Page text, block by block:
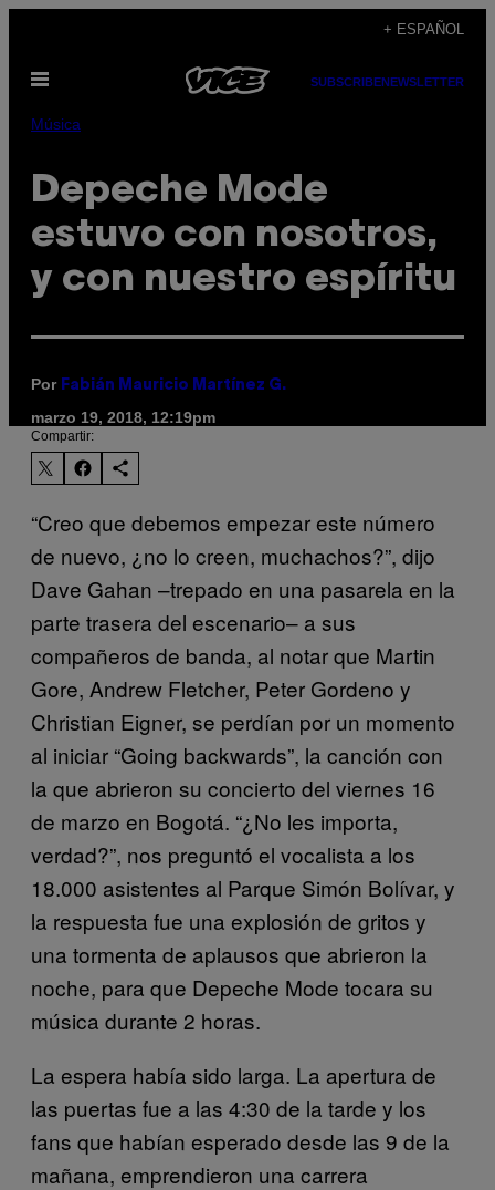
contenido
+ ESPAÑOL
Abrir
SUBSCRIBENEWSLETTER
Música
Depeche Mode
estuvo con nosotros,
y con nuestro espíritu
Por Fabián Mauricio Martínez G.
marzo 19, 2018, 12:19pm
Compartir:
“Creo que debemos empezar este número
de nuevo, ¿no lo creen, muchachos?”, dijo
Dave Gahan –trepado en una pasarela en la
parte trasera del escenario– a sus
compañeros de banda, al notar que Martin
Gore, Andrew Fletcher, Peter Gordeno y
Christian Eigner, se perdían por un momento
al iniciar “Going backwards”, la canción con
la que abrieron su concierto del viernes 16
de marzo en Bogotá. “¿No les importa,
verdad?”, nos preguntó el vocalista a los
18.000 asistentes al Parque Simón Bolívar, y
la respuesta fue una explosión de gritos y
una tormenta de aplausos que abrieron la
noche, para que Depeche Mode tocara su
música durante 2 horas.
La espera había sido larga. La apertura de
las puertas fue a las 4:30 de la tarde y los
fans que habían esperado desde las 9 de la
mañana, emprendieron una carrera